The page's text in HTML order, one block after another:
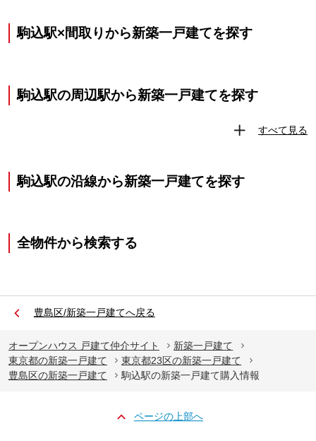
駒込駅×間取りから新築一戸建てを探す
駒込駅の周辺駅から新築一戸建てを探す
すべて見る
駒込駅の沿線から新築一戸建てを探す
全物件から検索する
豊島区/新築一戸建てへ戻る
オープンハウス 戸建て仲介サイト
新築一戸建て
東京都の新築一戸建て
東京都23区の新築一戸建て
豊島区の新築一戸建て
駒込駅の新築一戸建て購入情報
ページの上部へ